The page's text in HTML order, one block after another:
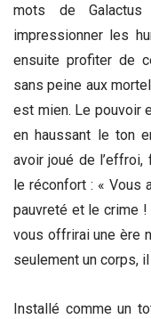
mots de
impressionner les
ensuite profiter de
sans peine aux
est mien. Le pouvoir
en haussant le ton
avoir joué de
le réconfort : « Vous
pauvreté et le crime !
vous offrirai une ère
seulement un corps,
Installé comme un